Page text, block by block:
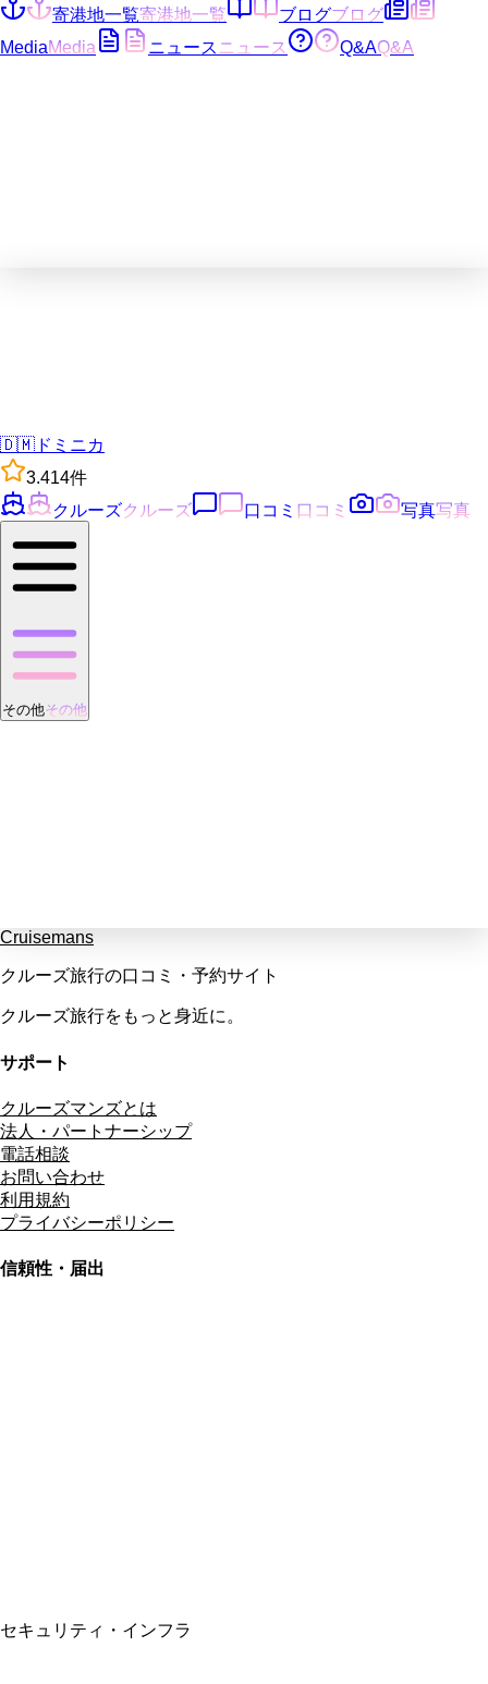
寄港地一覧寄港地一覧 ブログブログ
MediaMedia ニュース ニュース Q&AQ&A
🇩🇲 ドミニカ
3.414件
クルーズクルーズ 口コミ 口コミ 写真写真
その他その他
Cruisemans
クルーズ旅行の口コミ・予約サイト
クルーズ旅行をもっと身近に。
サポート
クルーズマンズとは
法人・パートナーシップ
電話相談
お問い合わせ
利用規約
プライバシーポリシー
信頼性・届出
セキュリティ・インフラ